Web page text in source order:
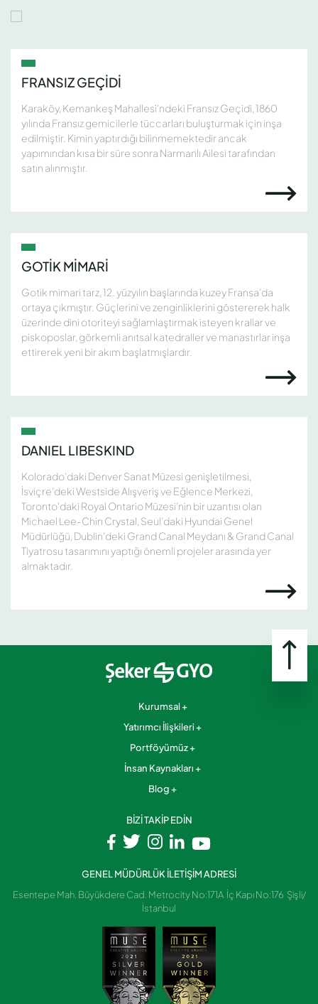
FRANSIZ GEÇİDİ
Karaköy, Kemankeş Mahallesi’ndeki Fransız Geçidi, 1860
yılında Fransız gemicilerle tüccarları buluşturmak için inşa
edilmiştir. Kimin yaptırdığı bilinmemektedir ancak
yapımından kısa bir süre sonra Narmanlı Ailesi tarafından
satın alınmıştır.
GOTİK MİMARİ
Gotik mimari tarz, 12. yüzyılın başlarında kuzey Fransa’da
ortaya çıkmıştır. Güçlerini ve zenginliklerini göstererek halk
üzerinde dini otoriteyi sağlamlaştırmak isteyen krallar ve
piskoposlar, görkemli anıtsal katedraller ve manastırlar inşa
ettirerek yeni bir akım başlatmışlardır.
DANIEL LIBESKIND
Kolorado’daki Denver Sanat Müzesi genişletilmesi,
İsviçre’deki Westside Alışveriş ve Eğlence Merkezi,
Toronto'daki Royal Ontario Müzesi’nin bir uzantısı olan
Michael Lee-Chin Crystal, Seul’daki Hyundai Genel
Müdürlüğü, Dublin’deki Grand Canal Meydanı & Grand Canal
Tiyatrosu tasarımını yaptığı önemli projeler arasında yer
almaktadır.
Kurumsal
Yatırımcı İlişkileri
Portföyümüz
İnsan Kaynakları
Blog
BİZİ TAKİP EDİN
GENEL MÜDÜRLÜK İLETİŞİM ADRESİ
Esentepe Mah. Büyükdere Cad. Metrocity No:171A İç Kapı No:176 Şişli/
İstanbul